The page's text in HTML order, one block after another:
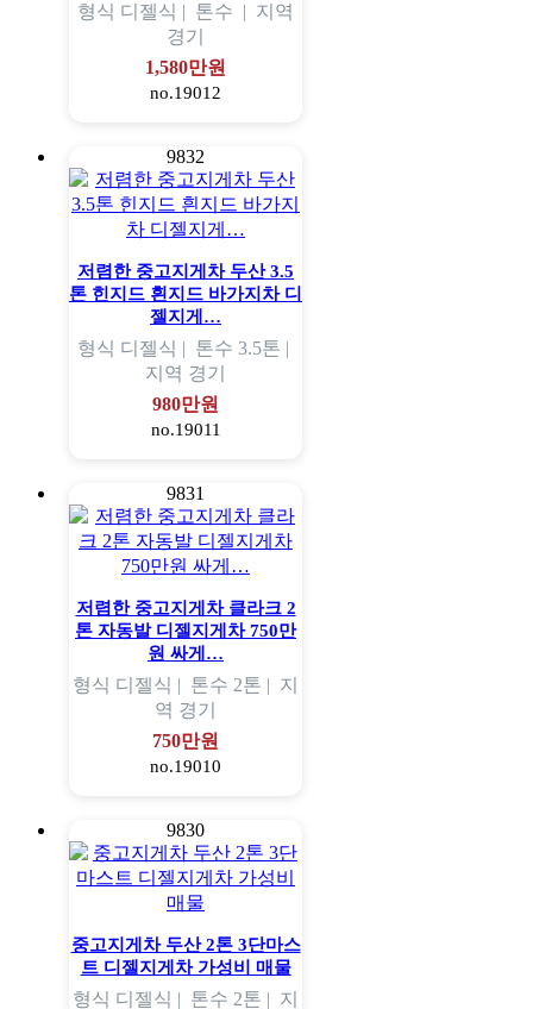
형식 디젤식 | 톤수 | 지역
경기
1,580만원
no.19012
9832
저렴한 중고지게차 두산 3.5
톤 힌지드 흰지드 바가지차 디
젤지게…
형식 디젤식 | 톤수 3.5톤 |
지역 경기
980만원
no.19011
9831
저렴한 중고지게차 클라크 2
톤 자동발 디젤지게차 750만
원 싸게…
형식 디젤식 | 톤수 2톤 | 지
역 경기
750만원
no.19010
9830
중고지게차 두산 2톤 3단마스
트 디젤지게차 가성비 매물
형식 디젤식 | 톤수 2톤 | 지